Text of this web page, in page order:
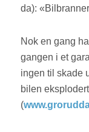
da):
Nok en gang
gangen i et
ingen til skade
bilen
(